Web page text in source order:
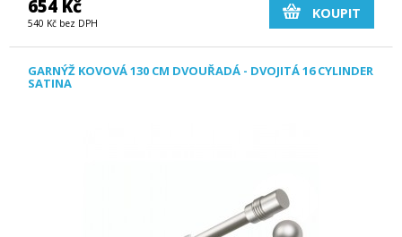
654 Kč
540 Kč bez DPH
KOUPIT
GARNÝŽ KOVOVÁ 130 CM DVOUŘADÁ - DVOJITÁ 16 CYLINDER
SATINA